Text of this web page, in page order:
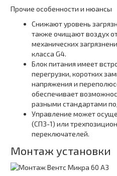
Прочие особенности и нюансы
Снижают уровень
также очищают воздух
механических
класса G4.
Блок питания имеет
перегрузки, коротких
напряжения и
обеспечивает
разными стандартами
Управление может
(СПЗ-1) или
переключателей.
Монтаж установки